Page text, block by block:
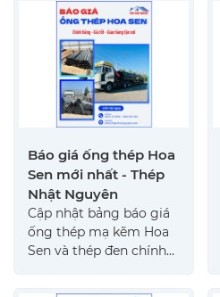
Báo giá ống thép Hoa
Sen mới nhất - Thép
Nhật Nguyên
Cập nhật bảng báo giá
ống thép mạ kẽm Hoa
Sen và thép đen chính